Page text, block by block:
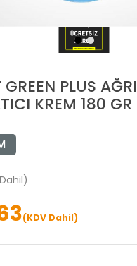
PLUS AĞRI
KREM 180 GR
(KDV Dahil)